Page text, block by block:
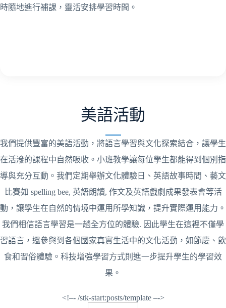
時隨地進行補課，靈活安排學習時間。
美語活動
我們提供豐富的美語活動，將語言學習與文化探索結合，讓學生
在活潑的課程中自然吸收。小班教學讓每位學生都能得到個別指
導與充分互動。我們定期舉辦文化體驗日、英語故事時間、藝文
比賽如 spelling bee, 英語朗讀, 作文及英語戲劇成果發表會等活
動，讓學生在自然的情境中運用所學知識，提升實際運用能力。
我們相信語言學習是一趟全方位的體驗. 因此學生在這裡不僅學
習語言，還參與到各個國家真實生活中的文化活動，如節慶、飲
食和習俗體驗。科技增強學習方式則進一步提升學生的學習效
果。
<!–- /stk-start:posts/template –->